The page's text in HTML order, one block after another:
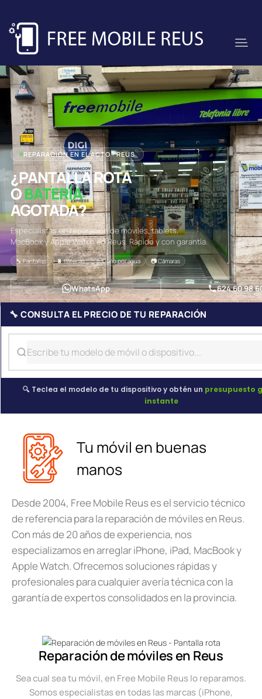
REPARACIÓN EN EL ACTO · REUS
¿PANTALLA ROTA
OBATERÍA
AGOTADA?
Especialistas en reparación de móviles, tablets,
MacBook y Apple Watch en Reus. Rápido y con garantía.
🔧 Pantallas 🔋 Baterías 💧 Daño por agua 📷 Cámaras
WhatsApp 624 60 98
🔧 CONSULTA EL PRECIO DE TU REPARACIÓN
🔍 Teclea el modelo de tu dispositivo y obtén un presupuesto
instante
Tu móvil en buenas
manos
Desde 2004, Free Mobile Reus es el servicio técnico
de referencia para la reparación de móviles en Reus.
Con más de 20 años de experiencia, nos
especializamos en arreglar iPhone, iPad, MacBook y
Apple Watch. Ofrecemos soluciones rápidas y
profesionales para cualquier avería técnica con la
garantía de expertos consolidados en la provincia.
Reparación de móviles en Reus
Sea cual sea tu móvil, en Free Mobile Reus lo reparamos.
Somos especialistas en todas las marcas (iPhone,